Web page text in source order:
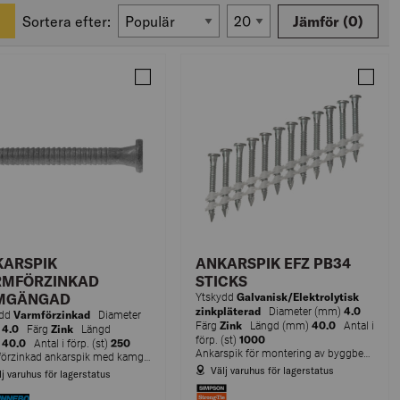
Sortera efter: Jämför (0)
VARMFÖRZINKAD SST KAMGÄNG 4,0X40MM 250ST
Varmförzinkad Diameter
4.0 Färg Zink Längd
40.0 Antal i förp. (st) 250
Varmförzinkad ankarspik med kamgängat skaft.
varuhus för lagerstatus
Jämför ANKARSPIK 40X4,0 VFZ FFH 250ST
ANKARSPIK EFZ PB34
STICKS
Ytskydd Galvanisk/Elektrolytisk
zinkpläterad Diameter (mm) 4.0
Färg Zink Längd (mm) 40.0 Antal i
förp. (st) 1000
Ankarspik för montering av byggbeslag och stål- och plåtdetaljer i trä.
Välj varuhus för lagerstatus
Jämför